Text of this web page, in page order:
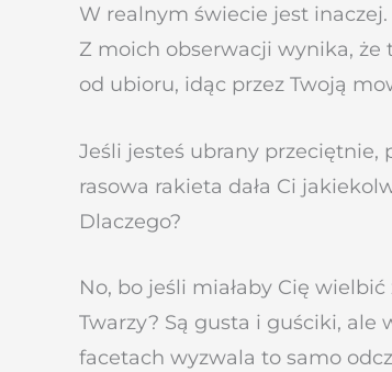
W realnym świecie jest inaczej.
Z moich obserwacji wynika,
od ubioru, idąc przez Twoją
Jeśli jesteś ubrany przeciętnie,
rasowa rakieta dała Ci
Dlaczego?
No, bo jeśli miałaby Cię
Twarzy? Są gusta i guściki,
facetach wyzwala to samo